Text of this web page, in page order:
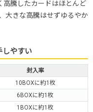
高騰したカードはほとんど
大きな高騰はせずゆるやか
しやすい
封入率
10BOXに約1枚
6BOXに約1枚
1BOXに約1枚